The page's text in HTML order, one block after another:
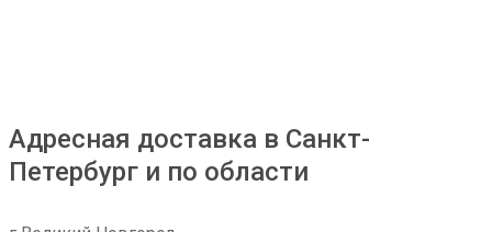
Адресная доставка в Санкт-
Петербург и по области